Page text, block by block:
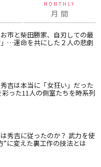
MONTHLY
月 間
お市と柴田勝家、自刃しての最
…運命を共にした２人の悲劇
秀吉は本当に「女狂い」だった
った11人の側室たちを時系列
秀吉に従ったのか？ 武力を使
”に変えた裏工作の技法とは